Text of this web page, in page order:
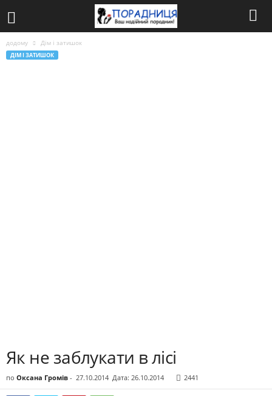
додому Дім і затишок
ДІМ І ЗАТИШОК
Як не заблукати в лісі
по Оксана Громів - 27.10.2014 Дата: 26.10.2014 2441